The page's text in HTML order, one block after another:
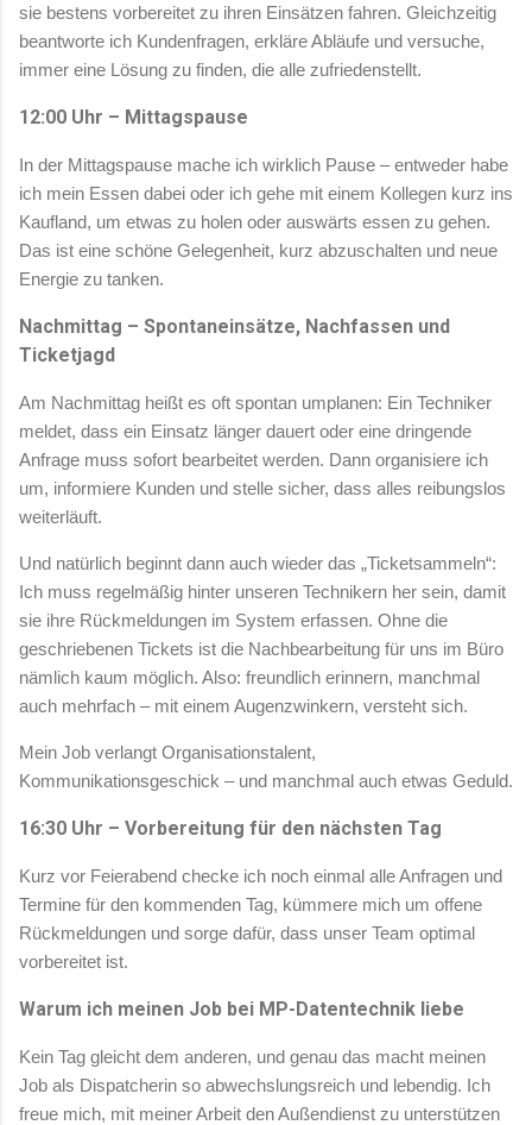
sie bestens vorbereitet zu ihren Einsätzen fahren. Gleichzeitig
beantworte ich Kundenfragen, erkläre Abläufe und versuche,
immer eine Lösung zu finden, die alle zufriedenstellt.
12:00 Uhr – Mittagspause
In der Mittagspause mache ich wirklich Pause – entweder habe
ich mein Essen dabei oder ich gehe mit einem Kollegen kurz ins
Kaufland, um etwas zu holen oder auswärts essen zu gehen.
Das ist eine schöne Gelegenheit, kurz abzuschalten und neue
Energie zu tanken.
Nachmittag – Spontaneinsätze, Nachfassen und
Ticketjagd
Am Nachmittag heißt es oft spontan umplanen: Ein Techniker
meldet, dass ein Einsatz länger dauert oder eine dringende
Anfrage muss sofort bearbeitet werden. Dann organisiere ich
um, informiere Kunden und stelle sicher, dass alles reibungslos
weiterläuft.
Und natürlich beginnt dann auch wieder das „Ticketsammeln“:
Ich muss regelmäßig hinter unseren Technikern her sein, damit
sie ihre Rückmeldungen im System erfassen. Ohne die
geschriebenen Tickets ist die Nachbearbeitung für uns im Büro
nämlich kaum möglich. Also: freundlich erinnern, manchmal
auch mehrfach – mit einem Augenzwinkern, versteht sich.
Mein Job verlangt Organisationstalent,
Kommunikationsgeschick – und manchmal auch etwas Geduld.
16:30 Uhr – Vorbereitung für den nächsten Tag
Kurz vor Feierabend checke ich noch einmal alle Anfragen und
Termine für den kommenden Tag, kümmere mich um offene
Rückmeldungen und sorge dafür, dass unser Team optimal
vorbereitet ist.
Warum ich meinen Job bei MP-Datentechnik liebe
Kein Tag gleicht dem anderen, und genau das macht meinen
Job als Dispatcherin so abwechslungsreich und lebendig. Ich
freue mich, mit meiner Arbeit den Außendienst zu unterstützen